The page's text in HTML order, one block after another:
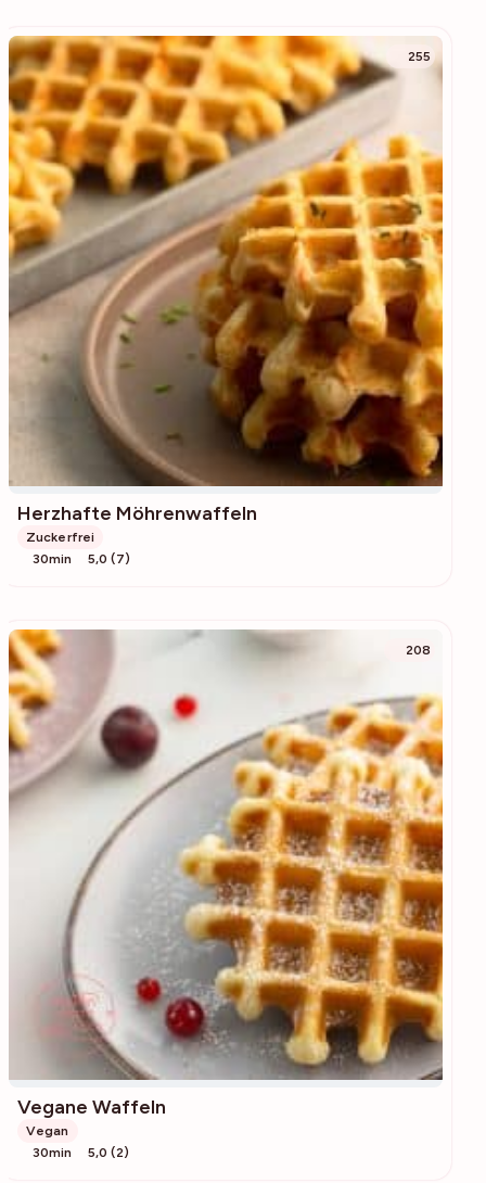
255
Herzhafte Möhrenwaffeln
Zuckerfrei
30min
5,0 (7)
208
Vegane Waffeln
Vegan
30min
5,0 (2)